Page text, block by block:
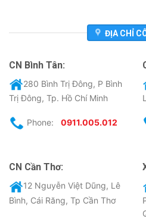
ĐỊA CHỈ
CN Bình Tân:
280 Bình Trị Đông, P Bình
Trị Đông, Tp. Hồ Chí Minh
Phone: 0911.005.012
CN Cần Thơ:
12 Nguyễn Việt Dũng, Lê
Bình, Cái Răng, Tp Cần Thơ